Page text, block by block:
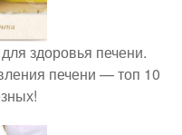
здоровья печени.
печени — топ 10